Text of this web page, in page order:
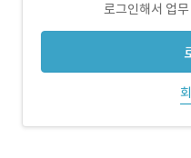
로그인해서 업